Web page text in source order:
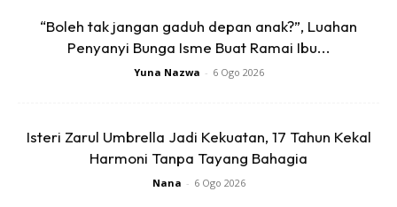
Ads
“Boleh tak jangan gaduh depan anak?”, Luahan
Penyanyi Bunga Isme Buat Ramai Ibu...
Yuna Nazwa - 6 Ogo 2026
Isteri Zarul Umbrella Jadi Kekuatan, 17 Tahun Kekal
Harmoni Tanpa Tayang Bahagia
Nana - 6 Ogo 2026